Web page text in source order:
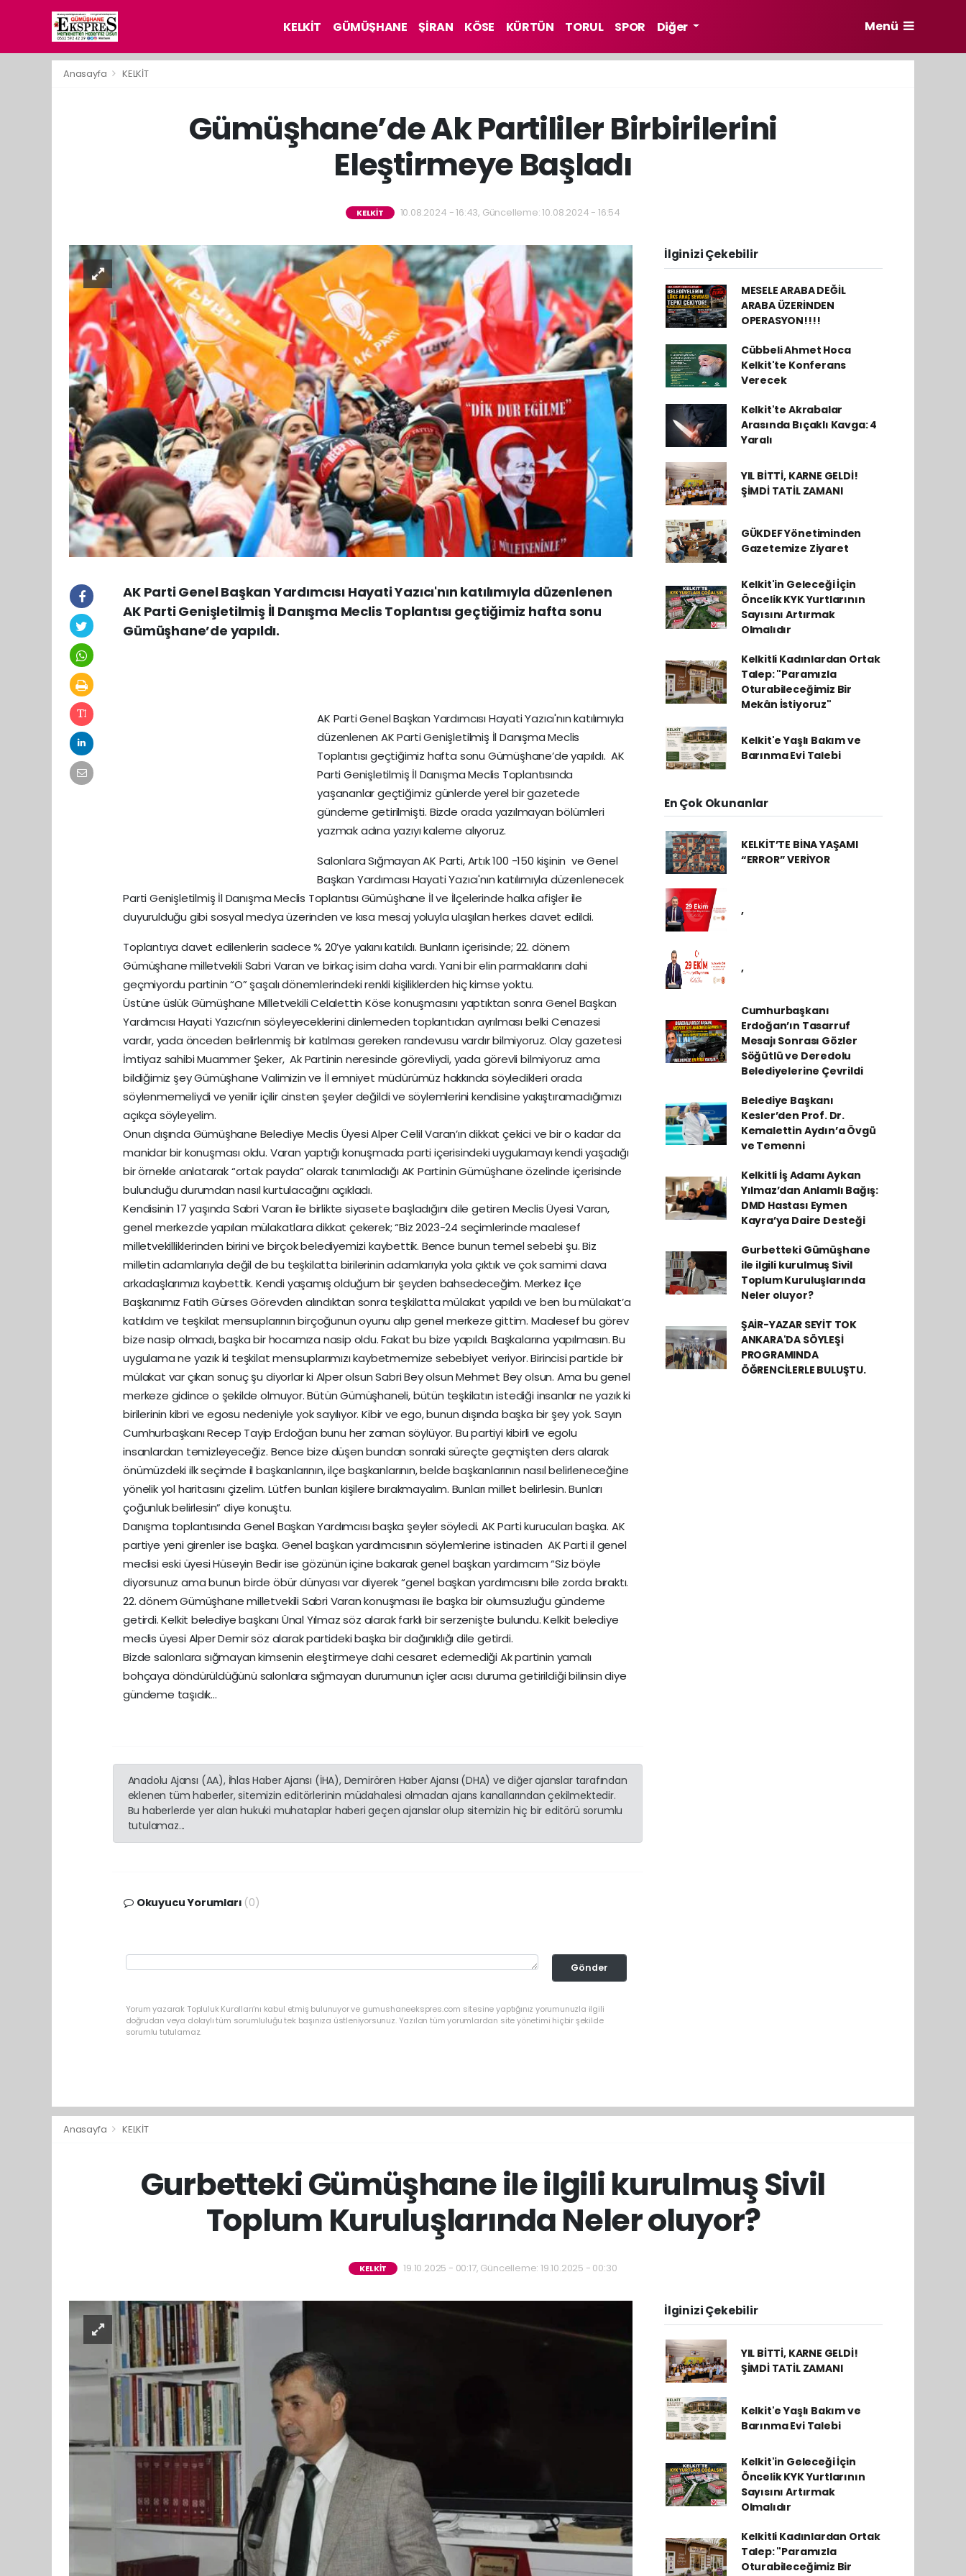
KELKİT GÜMÜŞHANE ŞİRAN KÖSE KÜRTÜN TORUL SPOR Diğer Menü
Anasayfa KELKİT
Gümüşhane’de Ak Partililer Birbirilerini
Eleştirmeye Başladı
KELKİT 10.08.2024 - 16:43, Güncelleme: 10.08.2024 - 16:54
AK Parti Genel Başkan Yardımcısı Hayati Yazıcı'nın katılımıyla düzenlenen
AK Parti Genişletilmiş İl Danışma Meclis Toplantısı geçtiğimiz hafta sonu
Gümüşhane’de yapıldı.
AK Parti Genel Başkan Yardımcısı Hayati Yazıcı'nın katılımıyla
düzenlenen AK Parti Genişletilmiş İl Danışma Meclis
Toplantısı geçtiğimiz hafta sonu Gümüşhane’de yapıldı. AK
Parti Genişletilmiş İl Danışma Meclis Toplantısında
yaşananlar geçtiğimiz günlerde yerel bir gazetede
gündeme getirilmişti. Bizde orada yazılmayan bölümleri
yazmak adına yazıyı kaleme alıyoruz.
Salonlara Sığmayan AK Parti, Artık 100 -150 kişinin ve Genel
Başkan Yardımcısı Hayati Yazıcı'nın katılımıyla düzenlenecek
Parti Genişletilmiş İl Danışma Meclis Toplantısı Gümüşhane İl ve İlçelerinde halka afişler ile
duyurulduğu gibi sosyal medya üzerinden ve kısa mesaj yoluyla ulaşılan herkes davet edildi.
Toplantıya davet edilenlerin sadece % 20’ye yakını katıldı. Bunların içerisinde; 22. dönem
Gümüşhane milletvekili Sabri Varan ve birkaç isim daha vardı. Yani bir elin parmaklarını dahi
geçmiyordu partinin “O” şaşalı dönemlerindeki renkli kişiliklerden hiç kimse yoktu.
Üstüne üslük Gümüşhane Milletvekili Celalettin Köse konuşmasını yaptıktan sonra Genel Başkan
Yardımcısı Hayati Yazıcı’nın söyleyeceklerini dinlemeden toplantıdan ayrılması belki Cenazesi
vardır, yada önceden belirlenmiş bir katılması gereken randevusu vardır bilmiyoruz. Olay gazetesi
İmtiyaz sahibi Muammer Şeker, Ak Partinin neresinde görevliydi, yada görevli bilmiyoruz ama
bildiğimiz şey Gümüşhane Valimizin ve İl emniyet müdürümüz hakkında söyledikleri orada
söylenmemeliydi ve yenilir içilir cinsten şeyler değildi ve söylemlerini kendisine yakıştıramadığımızı
açıkça söyleyelim.
Onun dışında Gümüşhane Belediye Meclis Üyesi Alper Celil Varan’ın dikkat çekici ve bir o kadar da
manidar bir konuşması oldu. Varan yaptığı konuşmada parti içerisindeki uygulamayı kendi yaşadığı
bir örnekle anlatarak “ortak payda” olarak tanımladığı AK Partinin Gümüşhane özelinde içerisinde
bulunduğu durumdan nasıl kurtulacağını açıkladı.
Kendisinin 17 yaşında Sabri Varan ile birlikte siyasete başladığını dile getiren Meclis Üyesi Varan,
genel merkezde yapılan mülakatlara dikkat çekerek; “Biz 2023-24 seçimlerinde maalesef
milletvekilliklerinden birini ve birçok belediyemizi kaybettik. Bence bunun temel sebebi şu. Biz
milletin adamlarıyla değil de bu teşkilatta birilerinin adamlarıyla yola çıktık ve çok samimi dava
arkadaşlarımızı kaybettik. Kendi yaşamış olduğum bir şeyden bahsedeceğim. Merkez ilçe
Başkanımız Fatih Gürses Görevden alındıktan sonra teşkilatta mülakat yapıldı ve ben bu mülakat’a
katıldım ve teşkilat mensuplarının birçoğunun oyunu alıp genel merkeze gittim. Maalesef bu görev
bize nasip olmadı, başka bir hocamıza nasip oldu. Fakat bu bize yapıldı. Başkalarına yapılmasın. Bu
uygulama ne yazık ki teşkilat mensuplarımızı kaybetmemize sebebiyet veriyor. Birincisi partide bir
mülakat var çıkan sonuç şu diyorlar ki Alper olsun Sabri Bey olsun Mehmet Bey olsun. Ama bu genel
merkeze gidince o şekilde olmuyor. Bütün Gümüşhaneli, bütün teşkilatın istediği insanlar ne yazık ki
birilerinin kibri ve egosu nedeniyle yok sayılıyor. Kibir ve ego, bunun dışında başka bir şey yok. Sayın
Cumhurbaşkanı Recep Tayip Erdoğan bunu her zaman söylüyor. Bu partiyi kibirli ve egolu
insanlardan temizleyeceğiz. Bence bize düşen bundan sonraki süreçte geçmişten ders alarak
önümüzdeki ilk seçimde il başkanlarının, ilçe başkanlarının, belde başkanlarının nasıl belirleneceğine
yönelik yol haritasını çizelim. Lütfen bunları kişilere bırakmayalım. Bunları millet belirlesin. Bunları
çoğunluk belirlesin” diye konuştu.
Danışma toplantısında Genel Başkan Yardımcısı başka şeyler söyledi. AK Parti kurucuları başka. AK
partiye yeni girenler ise başka. Genel başkan yardımcısının söylemlerine istinaden AK Parti il genel
meclisi eski üyesi Hüseyin Bedir ise gözünün içine bakarak genel başkan yardımcım “Siz böyle
diyorsunuz ama bunun birde öbür dünyası var diyerek “genel başkan yardımcısını bile zorda bıraktı.
22. dönem Gümüşhane milletvekili Sabri Varan konuşması ile başka bir olumsuzluğu gündeme
getirdi. Kelkit belediye başkanı Ünal Yılmaz söz alarak farklı bir serzenişte bulundu. Kelkit belediye
meclis üyesi Alper Demir söz alarak partideki başka bir dağınıklığı dile getirdi.
Bizde salonlara sığmayan kimsenin eleştirmeye dahi cesaret edemediği Ak partinin yamalı
bohçaya döndürüldüğünü salonlara sığmayan durumunun içler acısı duruma getirildiği bilinsin diye
gündeme taşıdık…
Anadolu Ajansı (AA), İhlas Haber Ajansı (İHA), Demirören Haber Ajansı (DHA) ve diğer ajanslar tarafından
eklenen tüm haberler, sitemizin editörlerinin müdahalesi olmadan ajans kanallarından çekilmektedir.
Bu haberlerde yer alan hukuki muhataplar haberi geçen ajanslar olup sitemizin hiç bir editörü sorumlu
tutulamaz...
Okuyucu Yorumları (0)
Gönder
Yorum yazarak Topluluk Kuralları’nı kabul etmiş bulunuyor ve gumushaneekspres.com sitesine yaptığınız yorumunuzla ilgili
doğrudan veya dolaylı tüm sorumluluğu tek başınıza üstleniyorsunuz. Yazılan tüm yorumlardan site yönetimi hiçbir şekilde
sorumlu tutulamaz.
İlginizi Çekebilir
MESELE ARABA DEĞİL
ARABA ÜZERİNDEN
OPERASYON!!!!
Cübbeli Ahmet Hoca
Kelkit'te Konferans
Verecek
Kelkit'te Akrabalar
Arasında Bıçaklı Kavga: 4
Yaralı
YIL BİTTİ, KARNE GELDİ!
ŞİMDİ TATİL ZAMANI
GÜKDEF Yönetiminden
Gazetemize Ziyaret
Kelkit'in Geleceği İçin
Öncelik KYK Yurtlarının
Sayısını Artırmak
Olmalıdır
Kelkitli Kadınlardan Ortak
Talep: "Paramızla
Oturabileceğimiz Bir
Mekân İstiyoruz"
Kelkit'e Yaşlı Bakım ve
Barınma Evi Talebi
En Çok Okunanlar
KELKİT’TE BİNA YAŞAMI
“ERROR” VERİYOR
,
,
Cumhurbaşkanı
Erdoğan’ın Tasarruf
Mesajı Sonrası Gözler
Söğütlü ve Deredolu
Belediyelerine Çevrildi
Belediye Başkanı
Kesler’den Prof. Dr.
Kemalettin Aydın’a Övgü
ve Temenni
Kelkitli İş Adamı Aykan
Yılmaz’dan Anlamlı Bağış:
DMD Hastası Eymen
Kayra’ya Daire Desteği
Gurbetteki Gümüşhane
ile ilgili kurulmuş Sivil
Toplum Kuruluşlarında
Neler oluyor?
ŞAİR-YAZAR SEYİT TOK
ANKARA'DA SÖYLEŞİ
PROGRAMINDA
ÖĞRENCİLERLE BULUŞTU.
Anasayfa KELKİT
Gurbetteki Gümüşhane ile ilgili kurulmuş Sivil
Toplum Kuruluşlarında Neler oluyor?
KELKİT 19.10.2025 - 00:17, Güncelleme: 19.10.2025 - 00:30
İlginizi Çekebilir
YIL BİTTİ, KARNE GELDİ!
ŞİMDİ TATİL ZAMANI
Kelkit'e Yaşlı Bakım ve
Barınma Evi Talebi
Kelkit'in Geleceği İçin
Öncelik KYK Yurtlarının
Sayısını Artırmak
Olmalıdır
Kelkitli Kadınlardan Ortak
Talep: "Paramızla
Oturabileceğimiz Bir